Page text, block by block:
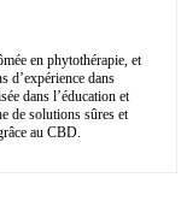
en phytothérapie, et
d’expérience dans
dans l’éducation et
de solutions sûres et
au CBD.